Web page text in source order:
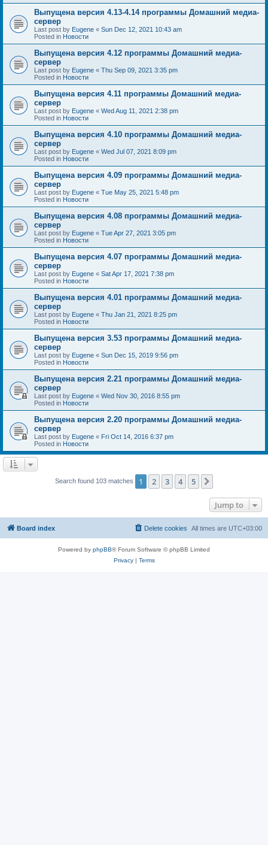
Выпущена версия 4.13-4.14 программы Домашний медиа-
сервер
Last post by Eugene « Sun Dec 12, 2021 10:43 am
Posted in Новости
Выпущена версия 4.12 программы Домашний медиа-
сервер
Last post by Eugene « Thu Sep 09, 2021 3:35 pm
Posted in Новости
Выпущена версия 4.11 программы Домашний медиа-
сервер
Last post by Eugene « Wed Aug 11, 2021 2:38 pm
Posted in Новости
Выпущена версия 4.10 программы Домашний медиа-
сервер
Last post by Eugene « Wed Jul 07, 2021 8:09 pm
Posted in Новости
Выпущена версия 4.09 программы Домашний медиа-
сервер
Last post by Eugene « Tue May 25, 2021 5:48 pm
Posted in Новости
Выпущена версия 4.08 программы Домашний медиа-
сервер
Last post by Eugene « Tue Apr 27, 2021 3:05 pm
Posted in Новости
Выпущена версия 4.07 программы Домашний медиа-
сервер
Last post by Eugene « Sat Apr 17, 2021 7:38 pm
Posted in Новости
Выпущена версия 4.01 программы Домашний медиа-
сервер
Last post by Eugene « Thu Jan 21, 2021 8:25 pm
Posted in Новости
Выпущена версия 3.53 программы Домашний медиа-
сервер
Last post by Eugene « Sun Dec 15, 2019 9:56 pm
Posted in Новости
Выпущена версия 2.21 программы Домашний медиа-
сервер
Last post by Eugene « Wed Nov 30, 2016 8:55 pm
Posted in Новости
Выпущена версия 2.20 программы Домашний медиа-
сервер
Last post by Eugene « Fri Oct 14, 2016 6:37 pm
Posted in Новости
Search found 103 matches 1 2 3 4 5
Jump to
Board index All times are UTC+03:00
Delete cookies
Powered by phpBB® Forum Software © phpBB Limited
Privacy| Terms